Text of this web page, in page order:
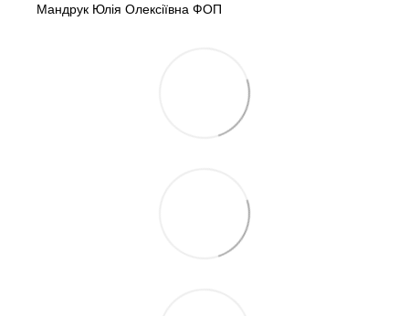
Мандрук Юлія Олексіївна ФОП